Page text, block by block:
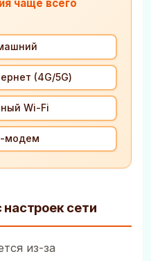
чаще всего
(4G/5G)
Wi-Fi
модем
сети
из-за